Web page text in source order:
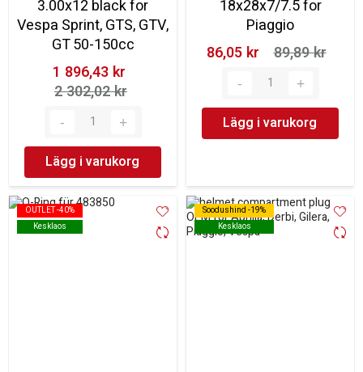
3.00x12 black for
Vespa Sprint, GTS, GTV,
GT 50-150cc
1 896,43 kr‎
2 302,02 kr‎
Lägg i varukorg
18x28x7/7.5 for
Piaggio
86,05 kr‎
89,89 kr‎
Lägg i varukorg
OUTLET -40%
Kesklaos
OUTLET -40%
Kesklaos
Soodushind -19%
Kesklaos
Soodushind -19%
Kesklaos